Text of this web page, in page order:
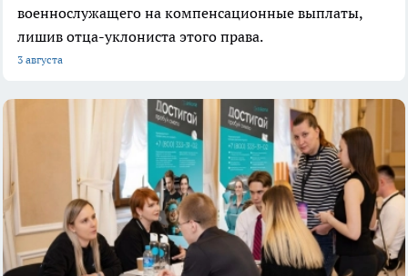
военнослужащего на компенсационные выплаты,
лишив отца-уклониста этого права.
3 августа